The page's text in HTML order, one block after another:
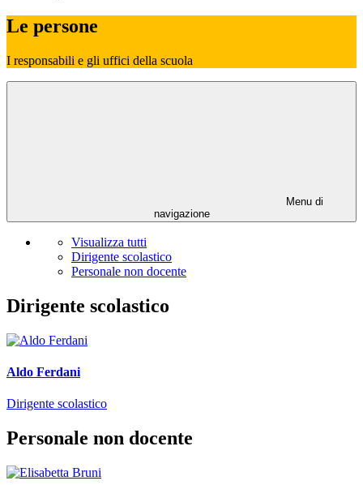
Le persone
I responsabili e gli uffici della scuola
Menu di
navigazione
Visualizza tutti
Dirigente scolastico
Personale non docente
Dirigente scolastico
Aldo Ferdani
Dirigente scolastico
Personale non docente